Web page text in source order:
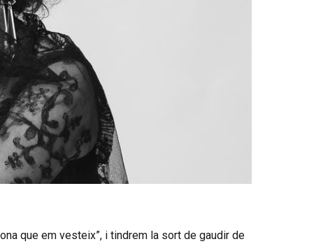
que em vesteix”, i tindrem la sort de gaudir de